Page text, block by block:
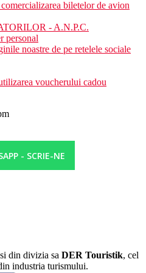
de zi si de seara, muzica
sala de jocuri, bowling,
14:30)
21.30)
amiaza (12:30-4:00 p.m.)
18.00)
racoritoare in restaurantul cu
ore pe zi, gratuit
restaurante a la carte contra cost
necesara, gratar, asiatic, peste,
grecesc)
de productie locala si de
biletelor de avion
- A.N.P.C.
personal
noastre de pe retelele sociale
voucherului cadou
- SCRIE-NE
si din divizia sa DER Touristik, cel
industria turismului.